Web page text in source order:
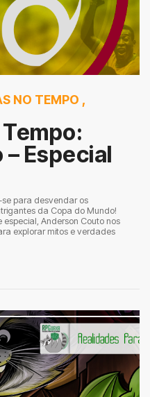
NO TEMPO ,
Especial
se para desvendar os
da Copa do Mundo!
especial, Anderson Couto nos
explorar mitos e verdades